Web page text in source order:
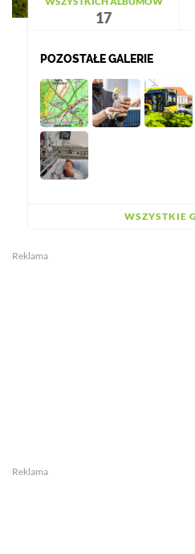
17
POZOSTAŁE GALERIE
WSZYSTKIE
Reklama
Reklama